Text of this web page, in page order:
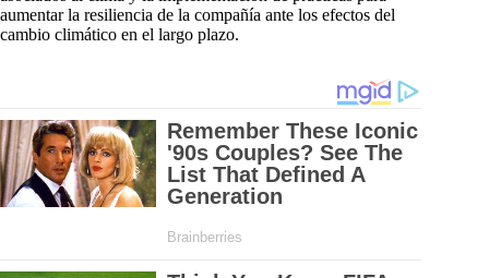
aumentar la resiliencia de la compañía ante los efectos del
cambio climático en el largo plazo.